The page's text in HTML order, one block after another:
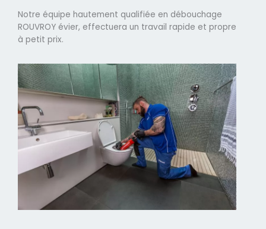
Notre équipe hautement qualifiée en débouchage
ROUVROY évier, effectuera un travail rapide et propre
à petit prix.